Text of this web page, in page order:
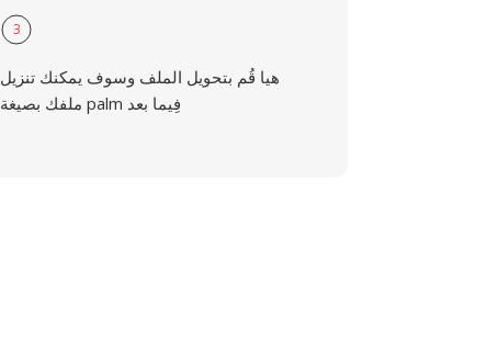
3
هيا قُم بتحويل الملف وسوف يمكنك تنزيل
ملفك بصيغة palm فِيما بعد